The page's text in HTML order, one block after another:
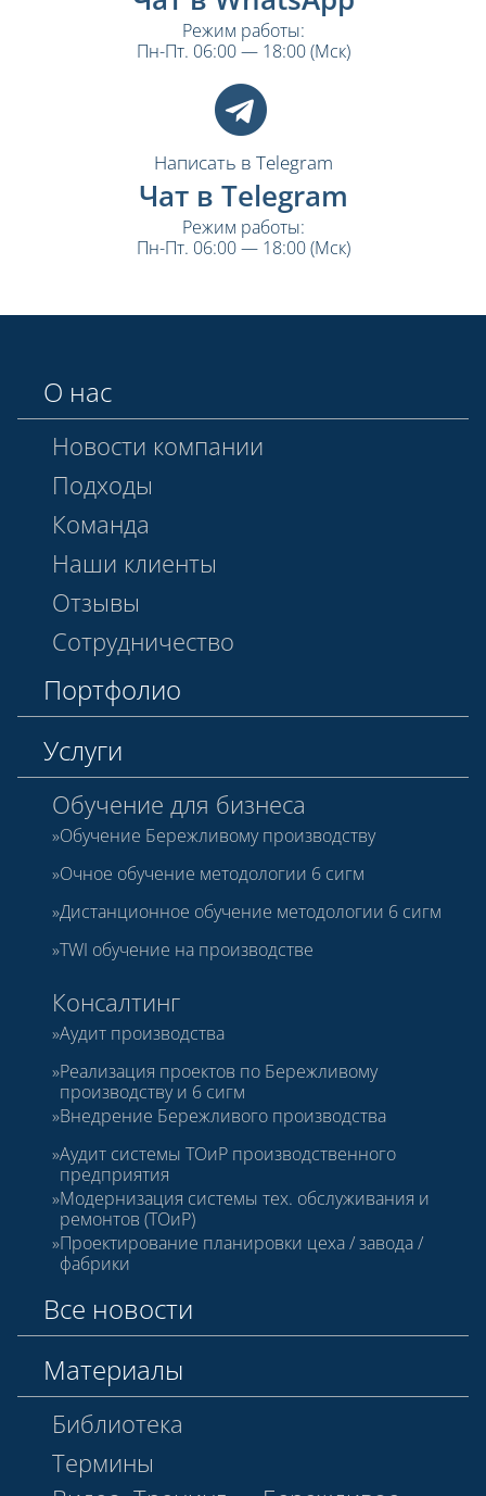
Режим работы:
Пн-Пт. 06:00 — 18:00 (Мск)
Написать в Telegram
Чат в Telegram
Режим работы:
Пн-Пт. 06:00 — 18:00 (Мск)
О нас
Новости компании
Подходы
Команда
Наши клиенты
Отзывы
Сотрудничество
Портфолио
Услуги
Обучение для бизнеса
Обучение Бережливому производству
Очное обучение методологии 6 сигм
Дистанционное обучение методологии 6 сигм
TWI обучение на производстве
Консалтинг
Аудит производства
Реализация проектов по Бережливому
производству и 6 сигм
Внедрение Бережливого производства
Аудит системы ТОиР производственного
предприятия
Модернизация системы тех. обслуживания и
ремонтов (ТОиР)
Проектирование планировки цеха / завода /
фабрики
Все новости
Материалы
Библиотека
Термины